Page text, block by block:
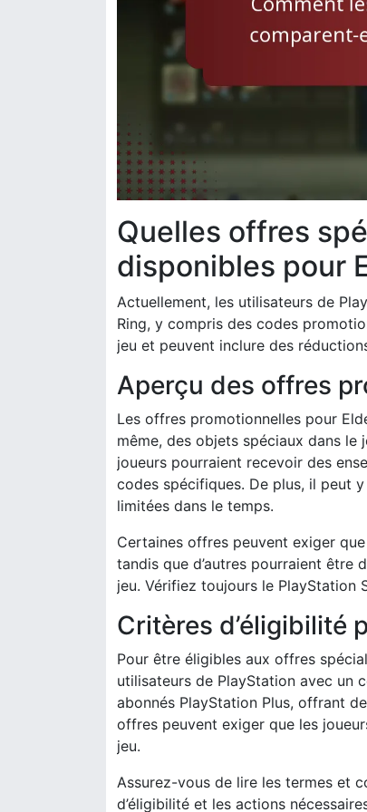
Quelles offres
disponibles pour
Actuellement, les utilisateurs de
Ring, y compris des codes
jeu et peuvent inclure des
Aperçu des offres
Les offres promotionnelles pour
même, des objets spéciaux dans le
joueurs pourraient recevoir des
codes spécifiques. De plus, il peut
limitées dans le temps.
Certaines offres peuvent exiger
tandis que d’autres pourraient être
jeu. Vérifiez toujours le PlayStation
Critères d’éligibilité
Pour être éligibles aux offres
utilisateurs de PlayStation avec un
abonnés PlayStation Plus, offrant
offres peuvent exiger que les
jeu.
Assurez-vous de lire les termes et
d’éligibilité et les actions